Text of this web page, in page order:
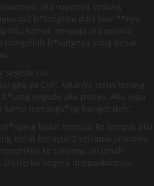
Dia rupanya sedang
b*tangnya dari luar **nya.
kamar, sengaja dia pelan2
nongollah b*tangnya yang besar
itu.
ya Cin”, katanya terus terang.
segede aku punya. Aku juga
merangs*ng banget deh”.
bulat menuju ke tempat aku
berat berayun2 seirama jalannya.
ke ranjang, dirumah
segera dilepaskannya,